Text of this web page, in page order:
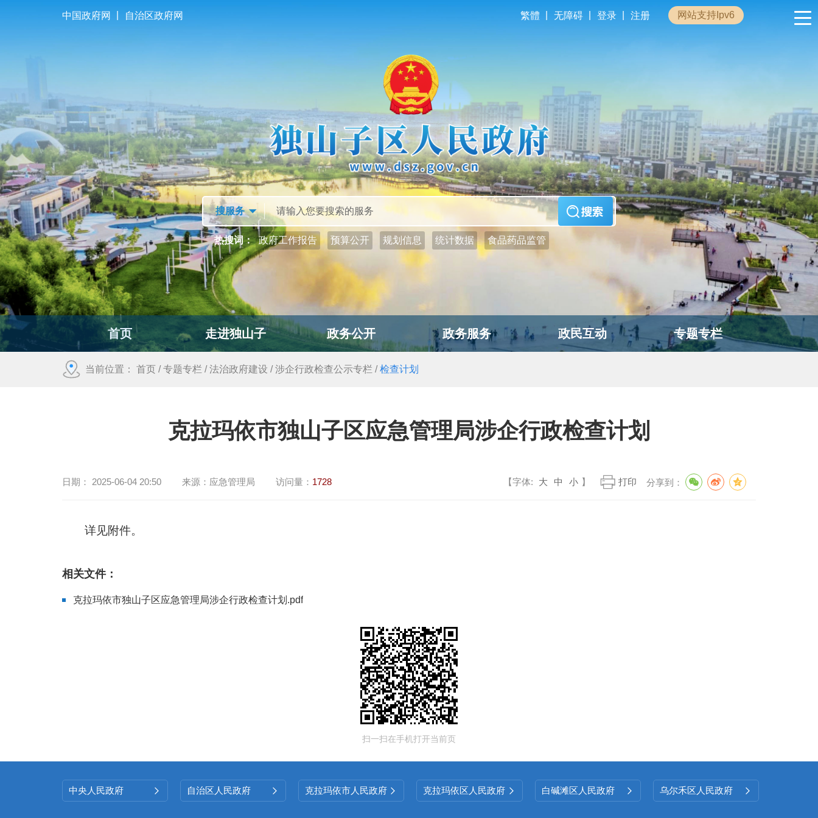
中国政府网 自治区政府网 繁體 无障碍 登录 注册 网站支持Ipv6
热搜词： 政府工作报告 预算公开 规划信息 统计数据 食品药品监管
首页 走进独山子 政务公开 政务服务 政民互动 专题专栏
首页 政民互动 专题专栏
当前位置： 首页 /专题专栏 /法治政府建设 /涉企行政检查公示专栏 /检查计划
克拉玛依市独山子区应急管理局涉企行政检查计划
日期： 2025-06-04 20:50 来源： 应急管理局 访问量： 1728 【字体: 大 中 小 】 打印 分享到：
详见附件。
相关文件：
克拉玛依市独山子区应急管理局涉企行政检查计划.pdf
扫一扫在手机打开当前页
中央人民政府  自治区人民政府  克拉玛依市人民政府  克拉玛依区人民政府  白碱滩区人民政府  乌尔禾区人民政府 